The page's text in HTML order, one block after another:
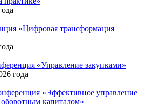
«Цифровая трансформация
«Управление закупками»
года
«Эффективное управление
капиталом»